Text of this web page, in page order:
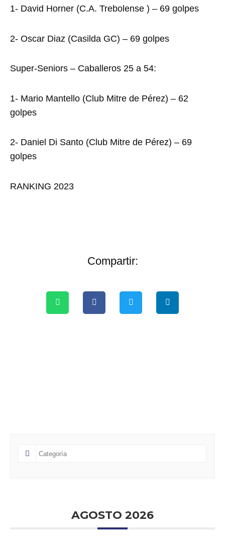
1- David Horner (C.A. Trebolense ) – 69 golpes
2- Oscar Diaz (Casilda GC) – 69 golpes
Super-Seniors – Caballeros 25 a 54:
1- Mario Mantello (Club Mitre de Pérez) – 62
golpes
2- Daniel Di Santo (Club Mitre de Pérez) – 69
golpes
RANKING 2023
Compartir:
AGOSTO 2026